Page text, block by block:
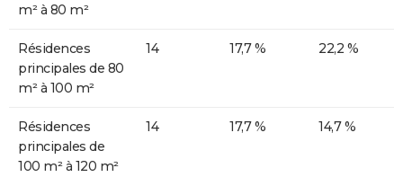
m² à 80 m²
Résidences
principales de 80
m² à 100 m²
14 17,7 % 22,2 %
Résidences
principales de
100 m² à 120 m²
14 17,7 % 14,7 %